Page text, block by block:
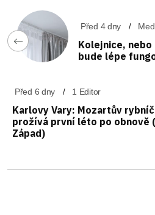
Před 4 dny
Kolejnice, nebo
bude lépe
Před 6 dny 1 Editor
Karlovy Vary: Mozartův
prožívá první léto po obnově
Západ)